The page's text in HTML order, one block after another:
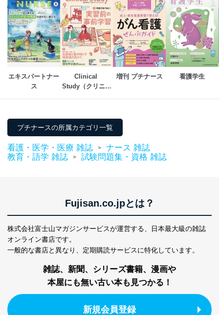
１．個人情報保護管理者
当社は以下の個人情報保護管理者を設置し、個人情報保
護管理者の責任のもと、個人情報を取得・アクセス・利
用・提供・管理いたします。
東京都渋谷区南平台町16-11
株式会社富士山マガジンサービス
代表取締役会長 西野 伸一郎
個人情報保護管理者: 経営管理グループディレクター 前
田 嘉也
２．利用目的
当社が取り扱う開示対象個人情報の利用目的は次のとお
りです。
No
個人情報の種類 利用目的
当社の定期購読サ
ービス等をご利用
のため
個人が特定できない形で取得した
閲覧履歴や購買履歴等の情報を分
析して、趣味・嗜好に
広告のため
いただいた方の個
人情報
処、オペレーター教育など応対品
質向上のため
ｅメール等によるカスタマーQ＆A
エキスパートナー
ス
Clinical
Study（クリニカ
増刊 プチナース 看護学生
プチナースの所属カテゴリ一覧
看護・医学・医療 雑誌 >
ナース 雑誌
教育・語学 雑誌
> 試験問題集・資格 雑誌
Fujisan.co.jpとは？
株式会社富士山マガジンサービスが運営する、
日本最大級の雑誌
オンライン書店です。
一般的な書店と異なり、 定期購読サービスに特化しています。
雑誌、新聞、シリーズ書籍、漫画や
本屋にも無い古い本も見つかる！
新規会員登録